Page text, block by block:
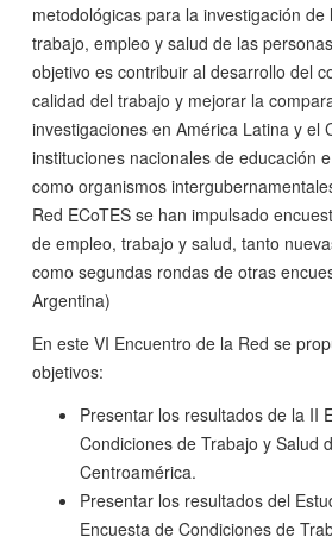
metodológicas para la investigación
trabajo, empleo y salud de las
objetivo es contribuir al desarrollo del
calidad del trabajo y mejorar la
investigaciones en América Latina y el
instituciones nacionales de educación
como organismos
Red ECoTES se han impulsado
de empleo, trabajo y salud, tanto
como segundas rondas de otras
Argentina)
En este VI Encuentro de la Red se
objetivos:
Presentar los resultados de la II
Condiciones de Trabajo y Salud
Centroamérica.
Presentar los resultados del
Encuesta de Condiciones de